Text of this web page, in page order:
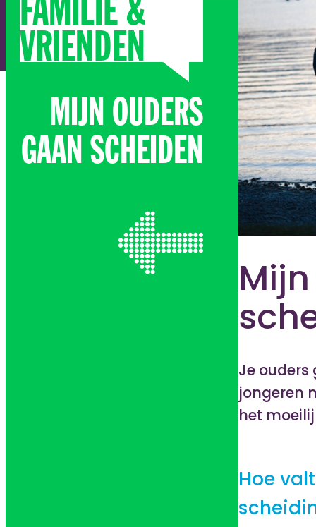
FAMILIE &
VRIENDEN
MIJN OUDERS
GAAN SCHEIDEN
Je ouders
jongeren
het
Hoe